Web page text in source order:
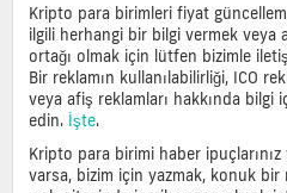
Kripto para birimleri fiyat
ilgili herhangi bir bilgi vermek veya
ortağı olmak için lütfen bizimle
Bir reklamın kullanılabilirliği, ICO
veya afiş reklamları hakkında bilgi
edin. İşte.
Kripto para birimi haber ipuçlarınız
varsa, bizim için yazmak, konuk bir